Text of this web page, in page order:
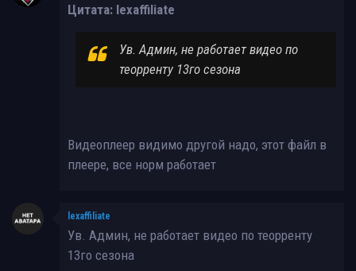
Цитата: lexaffiliate
Ув. Админ, не работает видео по
теорренту 13го сезона
Видеоплеер видимо другой надо, этот файл в
плеере, все норм работает
lexaffiliate
Ув. Админ, не работает видео по теорренту
13го сезона